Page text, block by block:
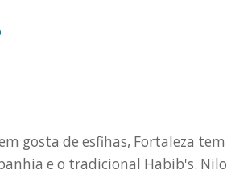
gosta de esfihas, Fortaleza tem
e o tradicional Habib's. Nilo